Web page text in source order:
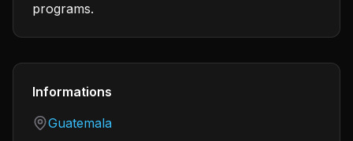
programs.
Informations
Country
Guatemala